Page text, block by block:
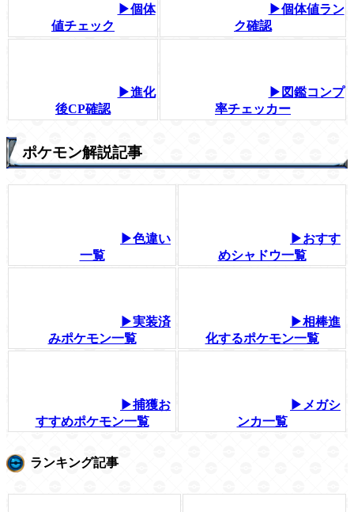
▶個体
値チェック
▶個体値ラン
ク確認
▶進化
後CP確認
▶図鑑コンプ
率チェッカー
ポケモン解説記事
▶色違い
一覧
▶おすす
めシャドウ一覧
▶実装済
みポケモン一覧
▶相棒進
化するポケモン一覧
▶捕獲お
すすめポケモン一覧
▶メガシ
ンカ一覧
ランキング記事